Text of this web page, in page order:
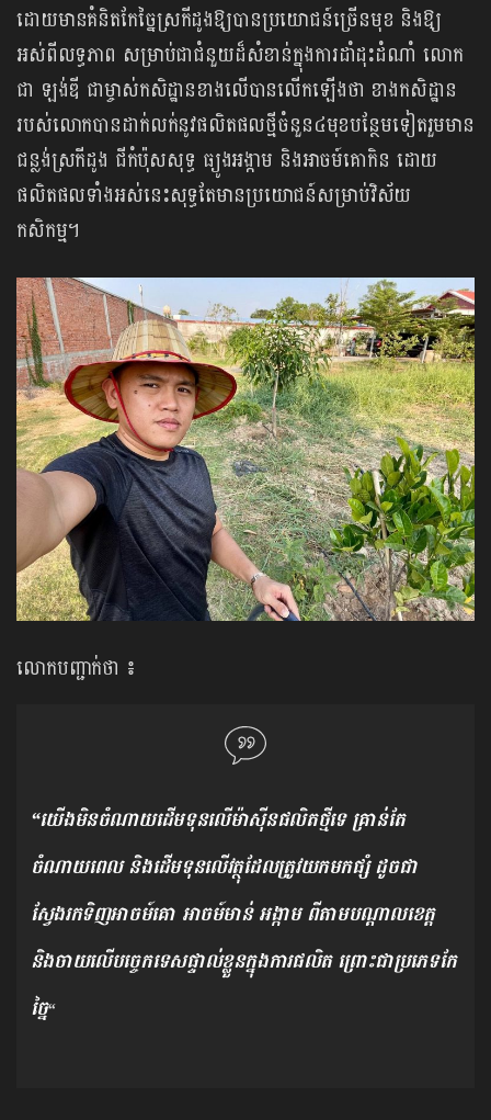
ដោយមានគំនិតកែច្នៃស្រកីដូងឱ្យបានប្រយោជន៍ច្រើនមុខ និងឱ្យ
អស់ពីលទ្ធភាព សម្រាប់ជាជំនួយដ៏សំខាន់ក្នុងការដាំដុះដំណាំ លោក
ជា ឡង់ឌី ជាម្ចាស់កសិដ្ឋានខាងលើបានលើកឡើងថា ខាងកសិដ្ឋាន
របស់លោកបានដាក់លក់នូវផលិតផលថ្មីចំនួន៤មុខបន្ថែមទៀតរួមមាន
ជន្លង់ស្រកីដូង ជីកំប៉ុសសុទ្ធ ធ្យូងអង្កាម និងអាចម៍គោកិន ដោយ
ផលិតផលទាំងអស់នេះសុទ្ធតែមានប្រយោជន៍សម្រាប់វិស័យ
កសិកម្ម។
លោកបញ្ជាក់ថា ៖
“យើងមិនចំណាយដើមទុនលើម៉ាស៊ីនផលិតថ្មីទេ គ្រាន់តែ
ចំណាយពេល និងដើមទុនលើវត្ថុដែលត្រូវយកមកផ្សំ ដូចជា
ស្វែងរកទិញអាចម៍គោ អាចម៍មាន់ អង្កាម ពីតាមបណ្តាលខេត្ត
និងចាយលើបច្ចេកទេសផ្ទាល់ខ្លួនក្នុងការផលិត ព្រោះជាប្រភេទកែ
ច្នៃ“